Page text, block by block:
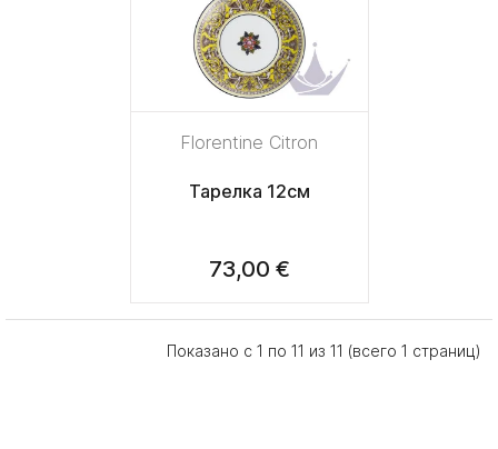
Florentine Citron
Тарелка 12см
73,00 €
Показано с 1 по 11 из 11 (всего 1 страниц)